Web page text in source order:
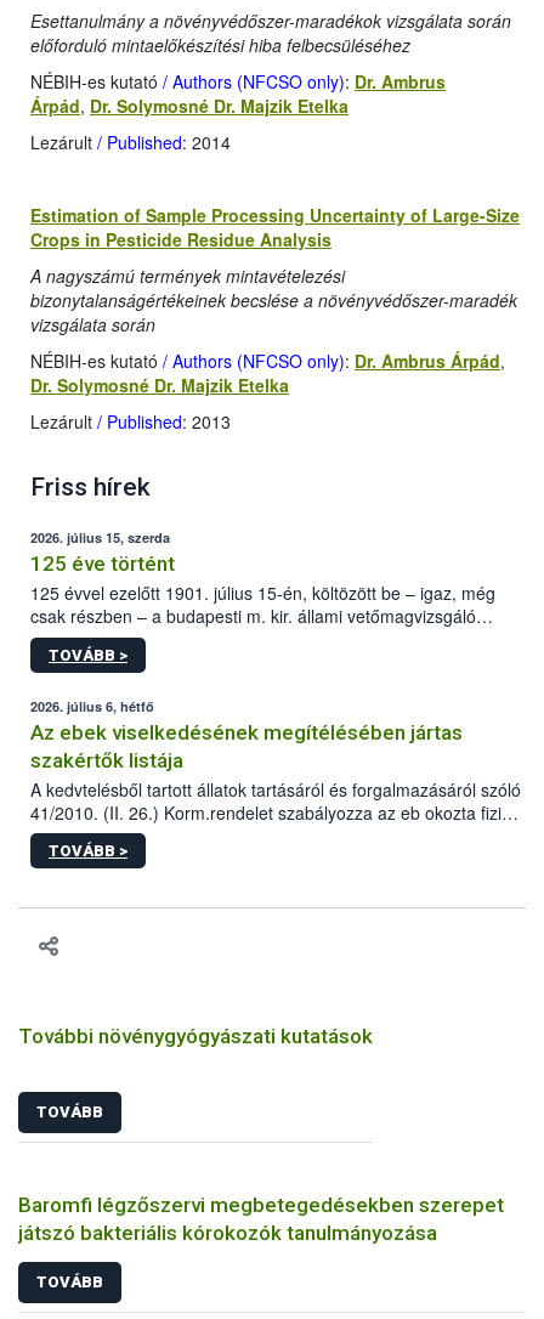
Esettanulmány a növényvédőszer-maradékok vizsgálata során
előforduló mintaelőkészítési hiba felbecsüléséhez
NÉBIH-es kutató / Authors (NFCSO only): Dr. Ambrus
Árpád, Dr. Solymosné Dr. Majzik Etelka
Lezárult / Published: 2014
Estimation of Sample Processing Uncertainty of Large-Size
Crops in Pesticide Residue Analysis
A nagyszámú termények mintavételezési
bizonytalanságértékeinek becslése a növényvédőszer-maradék
vizsgálata során
NÉBIH-es kutató / Authors (NFCSO only): Dr. Ambrus Árpád,
Dr. Solymosné Dr. Majzik Etelka
Lezárult / Published: 2013
Friss hírek
2026. július 15, szerda
125 éve történt
125 évvel ezelőtt 1901. július 15-én, költözött be – igaz, még
csak részben – a budapesti m. kir. állami vetőmagvizsgáló
állomás a Kis Rókus utca 15. szám alatti, Czigler Győző által
tervezett új épületébe.
TOVÁBB >
2026. július 6, hétfő
Az ebek viselkedésének megítélésében jártas
szakértők listája
A kedvtelésből tartott állatok tartásáról és forgalmazásáról szóló
41/2010. (II. 26.) Korm.rendelet szabályozza az eb okozta fizikai
sérülés, illetve ennek veszélye keletkezésekor felmerülő
hatósági feladatokat, valamint a veszélyes eb tartását és annak
vonni az ebek viselkedésének megítélésében jártas szakértőt.
TOVÁBB >
További növénygyógyászati kutatások
TOVÁBB
Baromfi légzőszervi megbetegedésekben szerepet
játszó bakteriális kórokozók tanulmányozása
TOVÁBB